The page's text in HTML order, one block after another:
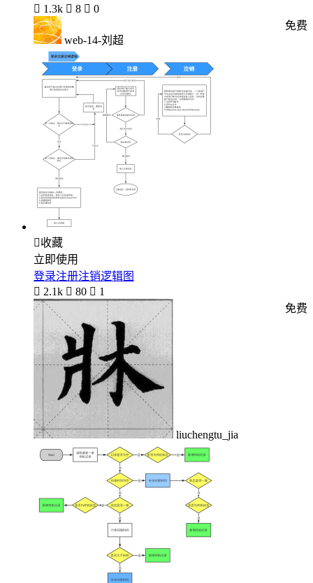
 1.3k  8  0
web-14-刘超
免费
收藏
立即使用
登录注册注销逻辑图
 2.1k  80  1
liuchengtu_jia
免费